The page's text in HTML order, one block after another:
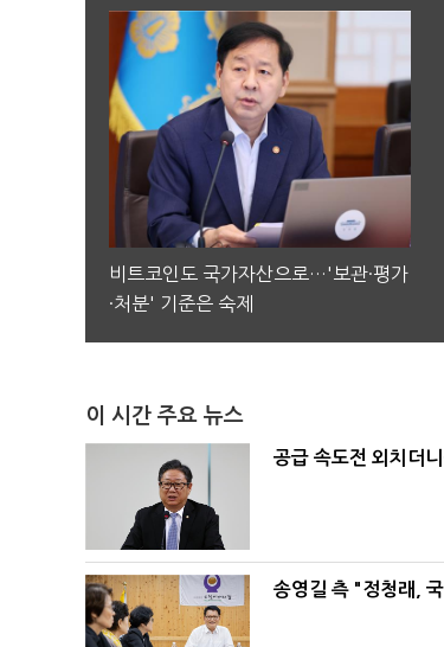
비트코인도 국가자산으로…'보관·평가
·처분' 기준은 숙제
이 시간 주요 뉴스
공급 속도전 외치더
송영길 측 "정청래,